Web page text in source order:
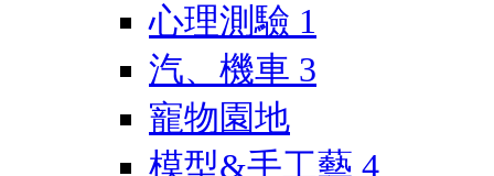
心理測驗 1
汽、機車 3
寵物園地
模型&手工藝 4